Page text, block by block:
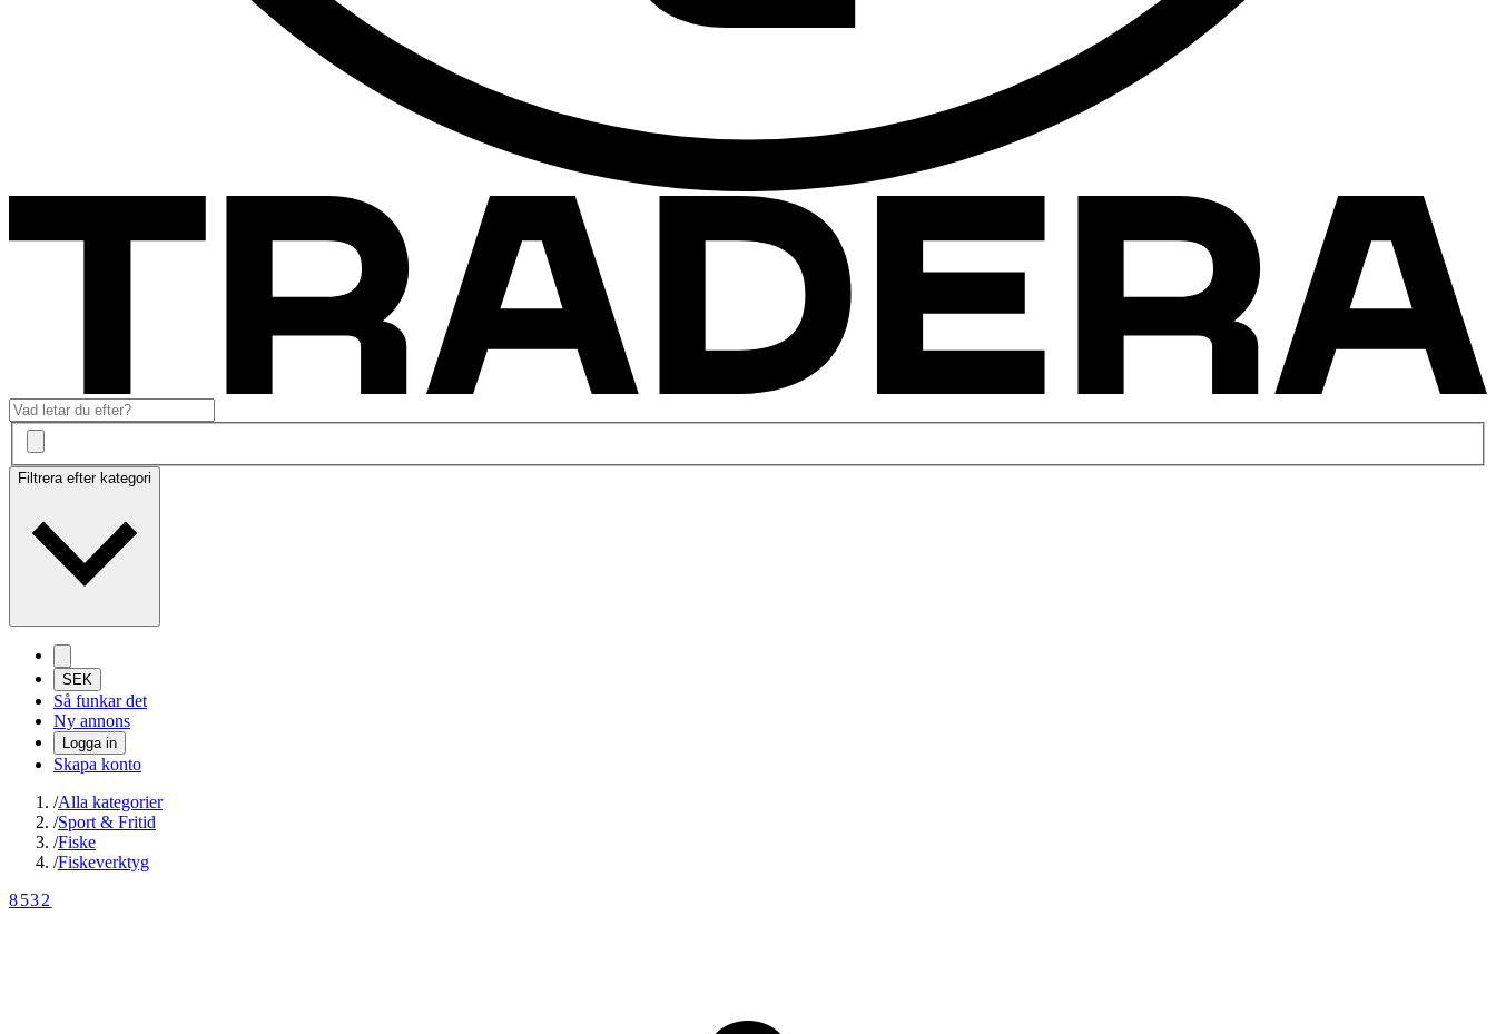
Filtrera efter kategori
SEK
Så funkar det
Ny annons
Logga in
Skapa konto
/Alla kategorier
/Sport & Fritid
/Fiske
/Fiskeverktyg
8532